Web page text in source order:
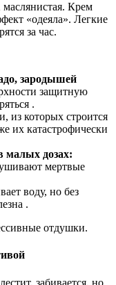
Крем
«одеяла». Легкие
за час.
зародышей
защитную
.
из которых строится
их катастрофически
малых дозах:
мертвые
воду, но без
.
отдушки.
забивается, но